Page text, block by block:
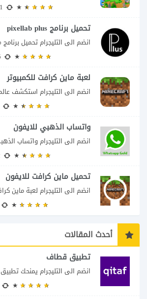
تحميل برنامج pixellab plus
لعبة ماين كرافت للكمبيوتر
واتساب الذهبي للايفون
تحميل ماين كرافت للايفون
أحدث المقالات
تطبيق قطاف